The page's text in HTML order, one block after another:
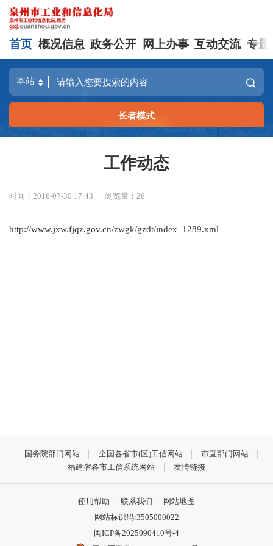
首页 概况信息 政务公开 网上办事 互动交流 专题
长者模式
工作动态
时间：2016-07-30 17:43 浏览量： 26
http://www.jxw.fjqz.gov.cn/zwgk/gzdt/index_1289.xml
国务院部门网站 全国各省市(区)工信网站
市直部门网站
福建省各市工信系统网站
友情链接
使用帮助 | 联系我们 | 网站地图
网站标识码:3505000022
闽ICP备2025090410号-4